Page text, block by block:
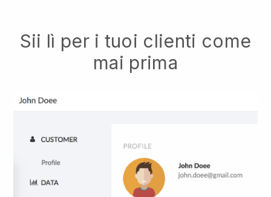
Sii lì per i tuoi clienti come
mai prima